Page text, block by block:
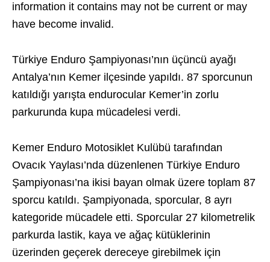
information it contains may not be current or may
have become invalid.
Türkiye Enduro Şampiyonası’nın üçüncü ayağı
Antalya’nın Kemer ilçesinde yapıldı. 87 sporcunun
katıldığı yarışta endurocular Kemer’in zorlu
parkurunda kupa mücadelesi verdi.
Kemer Enduro Motosiklet Kulübü tarafından
Ovacık Yaylası’nda düzenlenen Türkiye Enduro
Şampiyonası’na ikisi bayan olmak üzere toplam 87
sporcu katıldı. Şampiyonada, sporcular, 8 ayrı
kategoride mücadele etti. Sporcular 27 kilometrelik
parkurda lastik, kaya ve ağaç kütüklerinin
üzerinden geçerek dereceye girebilmek için